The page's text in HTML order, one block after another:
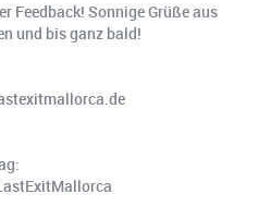
Feedback! Sonnige Grüße aus
und bis ganz bald!